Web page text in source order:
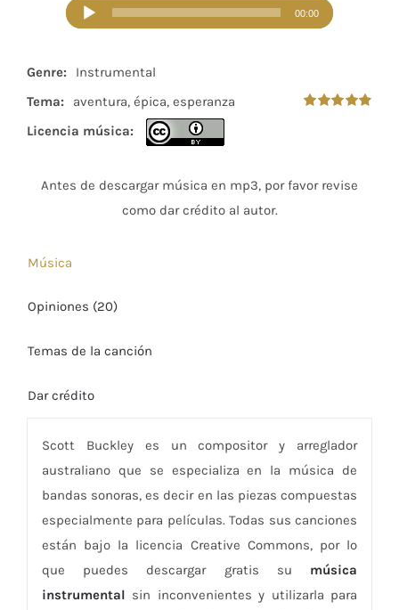
Reproductor
de
00:00
Genre:
Instrumental
Tema:
aventura, épica, esperanza
Licencia música:
Antes de descargar música en mp3, por favor revise
como dar crédito al autor.
Música
Opiniones (20)
Temas de la canción
Dar crédito
Scott Buckley es un compositor y arreglador
australiano que se especializa en la música de
bandas sonoras, es decir en las piezas compuestas
especialmente para películas. Todas sus canciones
están bajo la licencia Creative Commons, por lo
que puedes descargar gratis su música
instrumental sin inconvenientes y utilizarla para